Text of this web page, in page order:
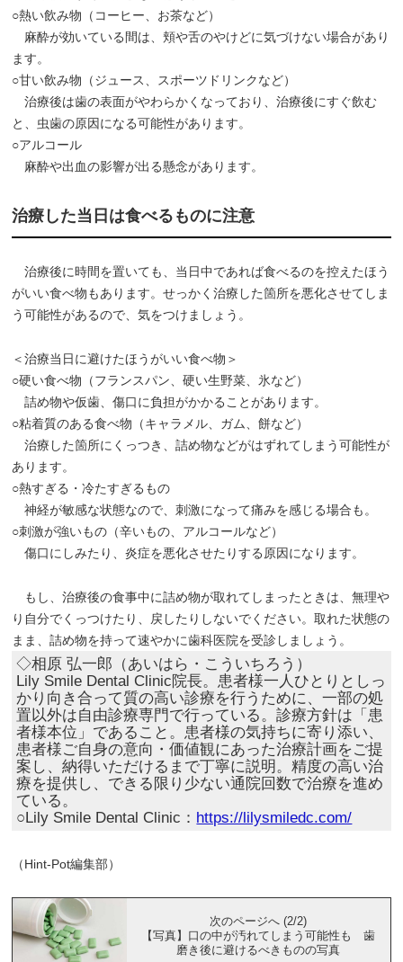
○熱い飲み物（コーヒー、お茶など）
麻酔が効いている間は、頬や舌のやけどに気づけない場合があり
ます。
○甘い飲み物（ジュース、スポーツドリンクなど）
治療後は歯の表面がやわらかくなっており、治療後にすぐ飲む
と、虫歯の原因になる可能性があります。
○アルコール
麻酔や出血の影響が出る懸念があります。
治療した当日は食べるものに注意
治療後に時間を置いても、当日中であれば食べるのを控えたほう
がいい食べ物もあります。せっかく治療した箇所を悪化させてしま
う可能性があるので、気をつけましょう。
＜治療当日に避けたほうがいい食べ物＞
○硬い食べ物（フランスパン、硬い生野菜、氷など）
詰め物や仮歯、傷口に負担がかかることがあります。
○粘着質のある食べ物（キャラメル、ガム、餅など）
治療した箇所にくっつき、詰め物などがはずれてしまう可能性が
あります。
○熱すぎる・冷たすぎるもの
神経が敏感な状態なので、刺激になって痛みを感じる場合も。
○刺激が強いもの（辛いもの、アルコールなど）
傷口にしみたり、炎症を悪化させたりする原因になります。
もし、治療後の食事中に詰め物が取れてしまったときは、無理や
り自分でくっつけたり、戻したりしないでください。取れた状態の
まま、詰め物を持って速やかに歯科医院を受診しましょう。
◇相原 弘一郎（あいはら・こういちろう）
Lily Smile Dental Clinic院長。患者様一人ひとりとしっ
かり向き合って質の高い診療を行うために、一部の処
置以外は自由診療専門で行っている。診療方針は「患
者様本位」であること。患者様の気持ちに寄り添い、
患者様ご自身の意向・価値観にあった治療計画をご提
案し、納得いただけるまで丁寧に説明。精度の高い治
療を提供し、できる限り少ない通院回数で治療を進め
ている。
○Lily Smile Dental Clinic： https://lilysmiledc.com/
（Hint-Pot編集部）
次のページへ (2/2)
【写真】口の中が汚れてしまう可能性も 歯
磨き後に避けるべきものの写真